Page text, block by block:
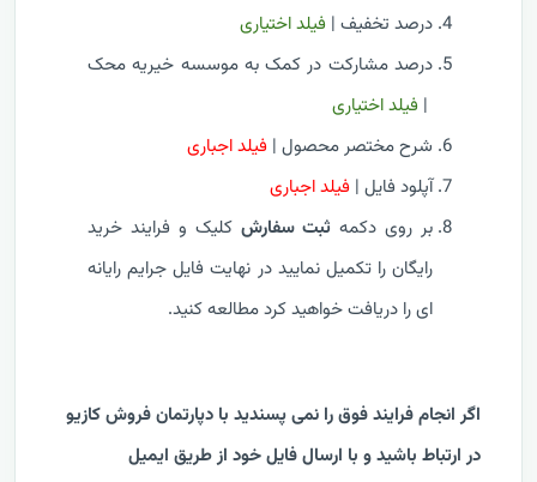
درصد تخفيف | فیلد اختیاری
درصد مشارکت در کمک به موسسه خيريه محک
| فیلد اختیاری
شرح مختصر محصول | فیلد اجباری
آپلود فایل | فیلد اجباری
بر روی دکمه ثبت سفارش کلیک و فرایند خرید
رایگان را تکمیل نمایید در نهایت فایل جرایم رایانه
ای را دریافت خواهید کرد مطالعه کنید.
اگر انجام فرایند فوق را نمی پسندید با دپارتمان فروش کازیو
در ارتباط باشید و با ارسال فایل خود از طریق ایمیل